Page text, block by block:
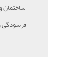
ساختمان
فرسودگی